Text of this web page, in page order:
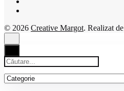
© 2026 Creative Margot. Realizat de
Căutare
pentru